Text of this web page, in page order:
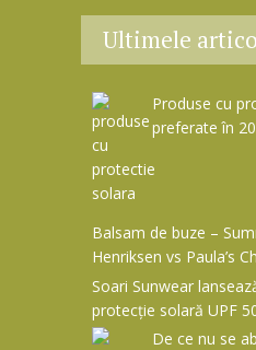
Ultimele
Produse cu
preferate în
Balsam de buze –
Henriksen vs Paula’s
Soari Sunwear
protecție solară UPF
De ce nu se